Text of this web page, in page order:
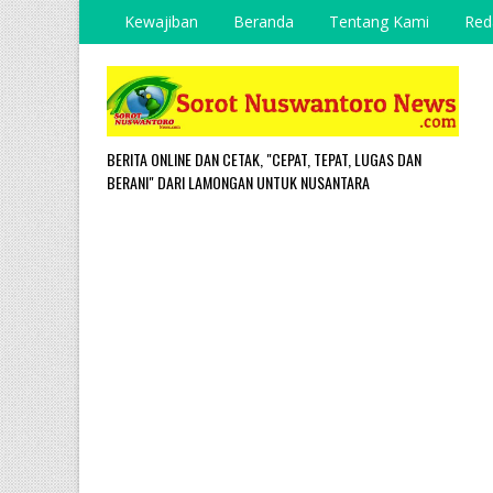
Kewajiban Beranda Tentang Kami
BERITA ONLINE DAN CETAK, "CEPAT, TEPAT, LUGAS DAN
BERANI" DARI LAMONGAN UNTUK NUSANTARA